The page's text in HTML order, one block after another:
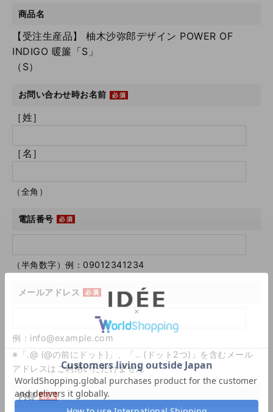
商品名
【受注生産品】 柚木沙弥郎デザイン POWER OF
INDIGO 暖簾「S」
（S）
お問い合わせ時お名前
［姓］
［名］
（全角）
電話番号
（半角数字）例：09012341234
メールアドレス
例：info@example.com
※「.@ (@の前にドット)」、「.. (ドット2つ)」を含むメール
アドレスはご利用いただけません
内容